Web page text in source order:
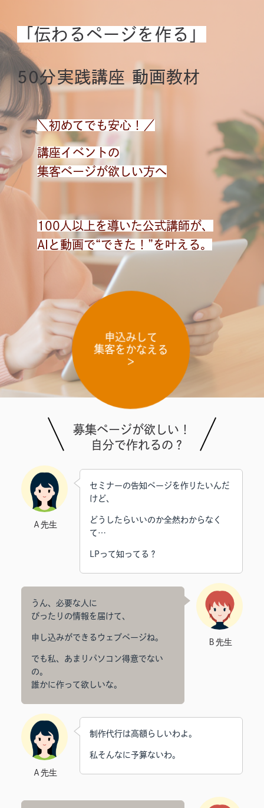
「伝わるページを作る」
50分実践講座 動画教材
＼初めてでも安心！／
講座イベントの
集客ページが欲しい方へ
100人以上を導いた公式講師が、
AIと動画で“できた！”を叶える。
申込みして
集客をかなえる
＞
募集ページが欲しい！
自分で作れるの？
Ａ先生
セミナーの告知ページを作りたいんだ
けど、
どうしたらいいのか全然わからなく
て…
LPって知ってる？
うん、必要な人に
ぴったりの情報を届けて、
申し込みができるウェブページね。
でも私、あまりパソコン得意でない
の。
誰かに作って欲しいな。
Ｂ先生
Ａ先生
制作代行は高額らしいわよ。
私そんなに予算ないわ。